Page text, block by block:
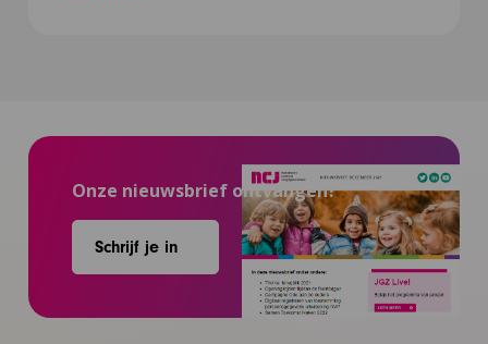
Onze nieuwsbrief ontvangen?
Schrijf je in